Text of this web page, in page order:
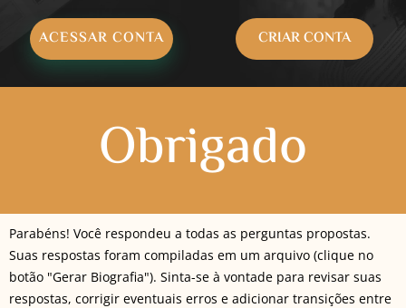
ACESSAR CONTA CRIAR CONTA
Obrigado
Parabéns! Você respondeu a todas as perguntas propostas.
Suas respostas foram compiladas em um arquivo (clique no
botão "Gerar Biografia"). Sinta-se à vontade para revisar suas
respostas, corrigir eventuais erros e adicionar transições entre